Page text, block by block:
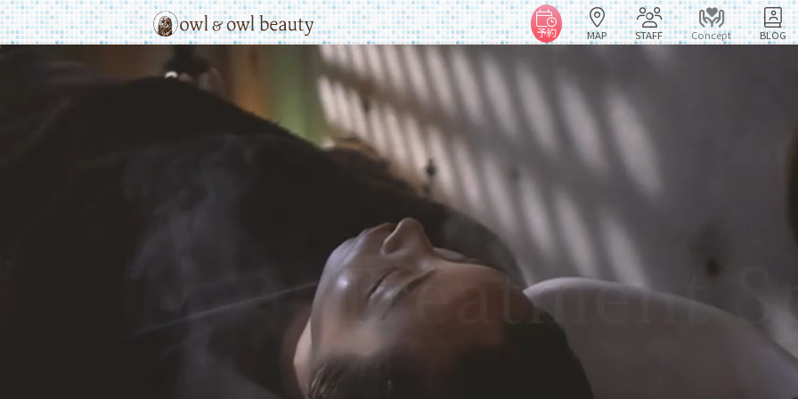
予約 MAP STAFF Concept BLOG